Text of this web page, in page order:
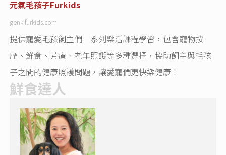
元氣毛孩子Furkids
genkifurkids.com
提供寵愛毛孩飼主們一系列樂活課程學習，包含寵物按
摩、鮮食、芳療、老年照護等多種選擇，協助飼主與毛孩
子之間的健康照護問題，讓愛寵們更快樂健康！
鮮食達人